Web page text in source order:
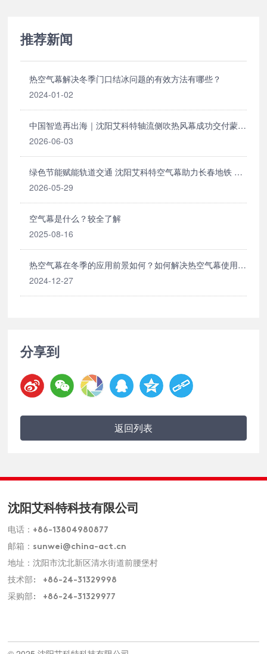
推荐新闻
热空气幕解决冬季门口结冰问题的有效方法有哪些？
2024-01-02
中国智造再出海｜沈阳艾科特轴流侧吹热风幕成功交付蒙古
国
2026-06-03
绿色节能赋能轨道交通 沈阳艾科特空气幕助力长春地铁 5
号线较好运营
2026-05-29
空气幕是什么？较全了解
2025-08-16
热空气幕在冬季的应用前景如何？如何解决热空气幕使用中
的常见问题？
2024-12-27
分享到
返回列表
沈阳艾科特科技有限公司
电话： +86-13804980877
邮箱： sunwei@china-act.cn
地址：沈阳市沈北新区清水街道前腰堡村
技术部: +86-24-31329998
采购部: +86-24-31329977